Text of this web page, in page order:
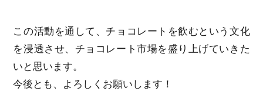
この活動を通して、チョコレートを飲むという文化
を浸透させ、チョコレート市場を盛り上げていきた
いと思います。
今後とも、よろしくお願いします！